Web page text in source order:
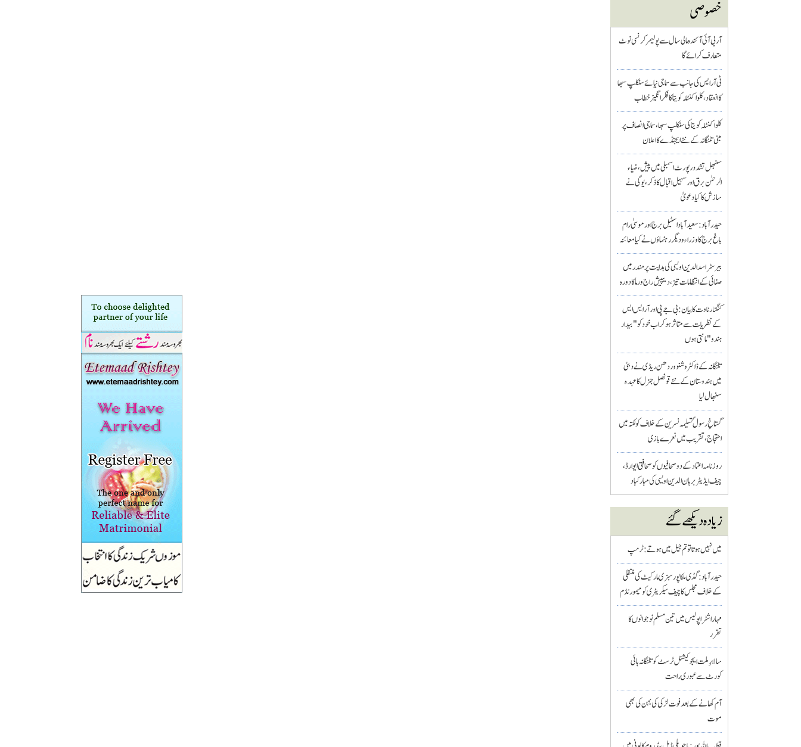
خصوصی
آر بی آئی آئندہ مالی سال سے پولیمر کرنسی نوٹ
متعارف کرائے گا
ٹی آر ایس کی جانب سے سماجی نیائے سنکلپ سبھا
کا انعقاد، کلواکنٹلہ کویتا کا فکر انگیز خطاب
کلواکنٹلہ کویتا کی سنکلپ سبھا، سماجی انصاف پر
مبنی تلنگانہ کے نئے ایجنڈے کا اعلان
سنبھل تشدد رپورٹ اسمبلی میں پیش، ضیاء
الرحمٰن برق اور سہیل اقبال کا ذکر، یوگی نے
سازش کا کیا دعویٰ
حیدرآباد: سعیدآباد اسٹیل برج اور موسیٰ رام
باغ برج کا وزراء و دیگر رہنماؤں نے کیا معائنہ
بیرسٹر اسدالدین اویسی کی ہدایت پر مندر میں
صفائی کے انتظامات تیز، دیپیش راج ورما کا دورہ
کنگنا رناوت کا بیان: بی جے پی اور آر ایس ایس
کے نظریات سے متاثر ہو کر اب خود کو "بیدار
ہندو" مانتی ہوں
تلنگانہ کے ڈاکٹر وشنو وردھن ریڈی نے دبئی
میں ہندوستان کے نئے قونصل جنرل کا عہدہ
سنبھال لیا
گستاخِ رسولؐ تسلیمہ نسرین کے خلاف کولکتہ میں
احتجاج، تقریب میں نعرے بازی
روزنامہ اعتماد کے دو صحافیوں کو صحافتی ایوارڈ،
چیف ایڈیٹر برہان الدین اویسی کی مبارکباد
زیادہ دیکھے گئے
میں نہیں ہوتا تو تم جیل میں ہوتے : ٹرمپ
حیدرآباد: گڈی ملکاپور سبزی مارکیٹ کی منتقلی
کے خلاف مجلس کا چیف سیکریٹری کو میمورنڈم
مہاراشٹرا پولیس میں تین مسلم نو جوانوں کا
تقرر
سالارِ ملت ایجوکیشنل ٹرسٹ کو تلنگانہ ہائی
کورٹ سے عبوری راحت
آم کھانے کے بعد فوت لڑکی کی بہن کی بھی
موت